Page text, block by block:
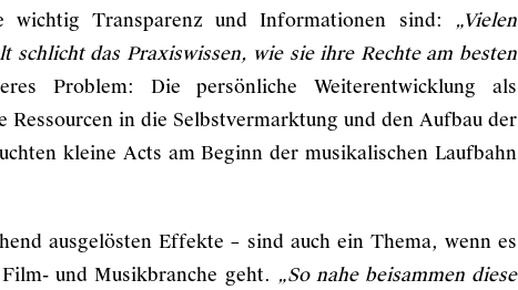
Transparenz und Informationen sind:
„Vielen
schlicht das Praxiswissen, wie sie ihre Rechte am besten
Problem: Die persönliche Weiterentwicklung als
in die Selbstvermarktung und den Aufbau der
kleine Acts am Beginn der musikalischen Laufbahn
ausgelösten Effekte – sind auch ein Thema, wenn es
und Musikbranche geht. „So nahe beisammen diese